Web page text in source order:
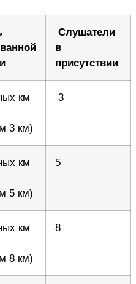
Слушатели
в
присутствии
км
3 км)
3
км
5 км)
5
км
8 км)
8